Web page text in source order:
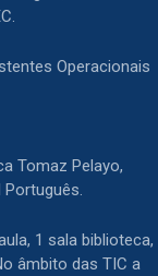
Operacionais
Tomaz Pelayo,
1 sala biblioteca,
âmbito das TIC a